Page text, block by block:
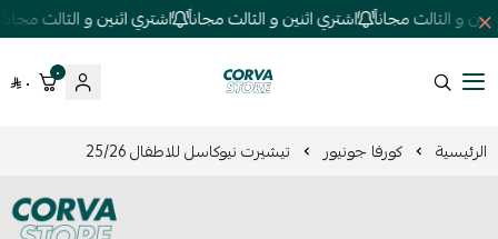
و الثالث مجاناً اشتري اثنين و الثالث مجاناً اشتري اثنين و الثالث مجاناً
كورفا ستور
٠ ٠
الرئيسية كورفا جونيور تيشيرت نيوكاسل للاطفال 25/26